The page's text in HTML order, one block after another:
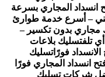
انسداد المجاري بسرعة
– أسرع خدمة طوارئ
مجاري بدون تكسير –
تلفتسليك بلاعات
فورًاتسليك
فتح انسداد المجاري فورًا
شركات تسليك